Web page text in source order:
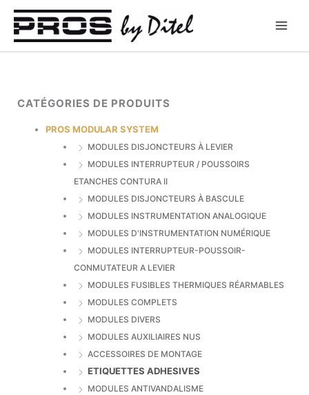
Aller
contenu
CATÉGORIES DE PRODUITS
PROS MODULAR SYSTEM
MODULES DISJONCTEURS À LEVIER
MODULES INTERRUPTEUR / POUSSOIRS
ETANCHES CONTURA II
MODULES DISJONCTEURS À BASCULE
MODULES INSTRUMENTATION ANALOGIQUE
MODULES D'INSTRUMENTATION NUMÉRIQUE
MODULES INTERRUPTEUR-POUSSOIR-
CONMUTATEUR A LEVIER
MODULES FUSIBLES THERMIQUES RÉARMABLES
MODULES COMPLETS
MODULES DIVERS
MODULES AUXILIAIRES NUS
ACCESSOIRES DE MONTAGE
ETIQUETTES ADHESIVES
MODULES ANTIVANDALISME